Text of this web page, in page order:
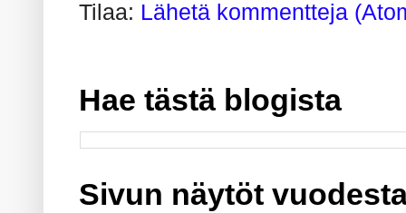
Tilaa: Lähetä kommentteja
Hae tästä blogista
Sivun näytöt